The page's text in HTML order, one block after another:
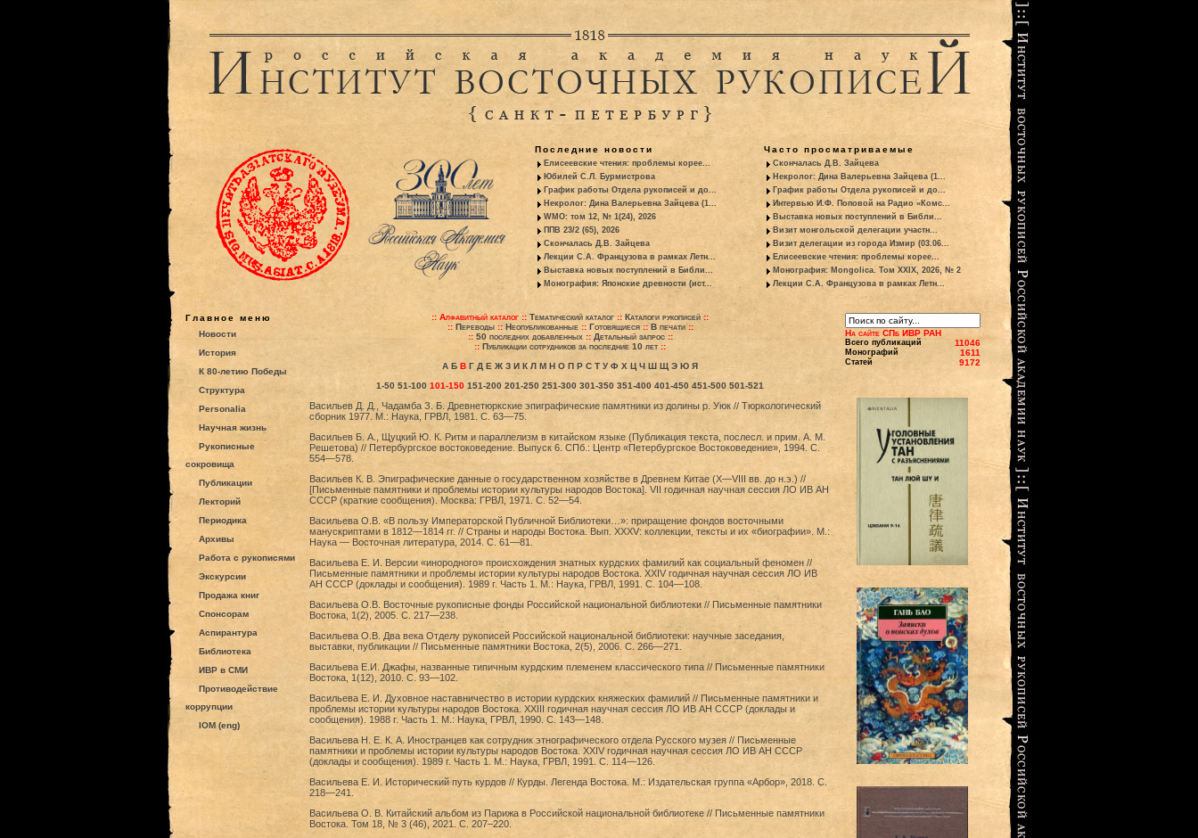
Последние новости
Елисеевские чтения: проблемы корее...
Юбилей С.Л. Бурмистрова
График работы Отдела рукописей и до...
Некролог: Дина Валерьевна Зайцева (1...
WMO: том 12, № 1(24), 2026
ППВ 23/2 (65), 2026
Скончалась Д.В. Зайцева
Лекции С.А. Французова в рамках Летн...
Выставка новых поступлений в Библи...
Монография: Японские древности (ист...
Часто просматриваемые
Скончалась Д.В. Зайцева
Некролог: Дина Валерьевна Зайцева (1...
График работы Отдела рукописей и до...
Интервью И.Ф. Поповой на Радио «Комс...
Выставка новых поступлений в Библи...
Визит монгольской делегации участн...
Визит делегации из города Измир (03.06...
Елисеевские чтения: проблемы корее...
Монография: Mongolica. Том XXIX, 2026, № 2
Лекции С.А. Французова в рамках Летн...
Главное меню
Новости
История
К 80-летию Победы
Структура
Personalia
Научная жизнь
Рукописные
сокровища
Публикации
Лекторий
Периодика
Архивы
Работа с рукописями
Экскурсии
Продажа книг
Спонсорам
Аспирантура
Библиотека
ИВР в СМИ
Противодействие
коррупции
IOM (eng)
:: Алфавитный каталог :: Тематический каталог :: Каталоги рукописей ::
:: Переводы:: Неопубликованные:: Готовящиеся:: В печати::
:: 50 последних добавленных:: Детальный запрос::
:: Публикации сотрудников за последние 10 лет::
А Б В Г Д Е Ж З И К Л М Н О П Р С Т У Ф Х Ц Ч Ш Щ Э Ю Я
1-50 51-100 101-150 151-200 201-250 251-300 301-350 351-400 401-450 451-500 501-521
Васильев Д. Д., Чадамба З. Б. Древнетюркские эпиграфические памятники из долины р. Уюк // Тюркологический
сборник 1977. М.: Наука, ГРВЛ, 1981. С. 63—75.
Васильев Б. А., Щуцкий Ю. К. Ритм и параллелизм в китайском языке (Публикация текста, послесл. и прим. А. М.
Решетова) // Петербургское востоковедение. Выпуск 6. СПб.: Центр «Петербургское Востоковедение», 1994. С.
554—578.
Васильев К. В. Эпиграфические данные о государственном хозяйстве в Древнем Китае (Х—VIII вв. до н.э.) //
[Письменные памятники и проблемы истории культуры народов Востока]. VII годичная научная сессия ЛО ИВ АН
СССР (краткие сообщения). Москва: ГРВЛ, 1971. С. 52—54.
Васильева О.В. «В пользу Императорской Публичной Библиотеки…»: приращение фондов восточными
манускриптами в 1812—1814 гг. // Страны и народы Востока. Вып. XXXV: коллекции, тексты и их «биографии». М.:
Наука — Восточная литература, 2014. С. 61—81.
Васильева Е. И. Версии «инородного» происхождения знатных курдских фамилий как социальный феномен //
Письменные памятники и проблемы истории культуры народов Востока. XXIV годичная научная сессия ЛО ИВ
АН СССР (доклады и сообщения). 1989 г. Часть 1. М.: Наука, ГРВЛ, 1991. С. 104—108.
Васильева О.В. Восточные рукописные фонды Российской национальной библиотеки // Письменные памятники
Востока, 1(2), 2005. С. 217—238.
Васильева О.В. Два века Отделу рукописей Российской национальной библиотеки: научные заседания,
выставки, публикации // Письменные памятники Востока, 2(5), 2006. С. 266—271.
Васильева Е.И. Джафы, названные типичным курдским племенем классического типа // Письменные памятники
Востока, 1(12), 2010. С. 93—102.
Васильева Е. И. Духовное наставничество в истории курдских княжеских фамилий // Письменные памятники и
проблемы истории культуры народов Востока. XXIII годичная научная сессия ЛО ИВ АН СССР (доклады и
сообщения). 1988 г. Часть 1. М.: Наука, ГРВЛ, 1990. С. 143—148.
Васильева Н. Е. К. А. Иностранцев как сотрудник этнографического отдела Русского музея // Письменные
памятники и проблемы истории культуры народов Востока. XXIV годичная научная сессия ЛО ИВ АН СССР
(доклады и сообщения). 1989 г. Часть 1. М.: Наука, ГРВЛ, 1991. С. 114—126.
Васильева Е. И. Исторический путь курдов // Курды. Легенда Востока. М.: Издательская группа «Арбор», 2018. С.
218—241.
Васильева О. В. Китайский альбом из Парижа в Российской национальной библиотеке // Письменные памятники
Востока. Том 18, № 3 (46), 2021. С. 207–220.
На сайте СПб ИВР РАН
Всего публикаций 11046
Монографий 1611
Статей 9172